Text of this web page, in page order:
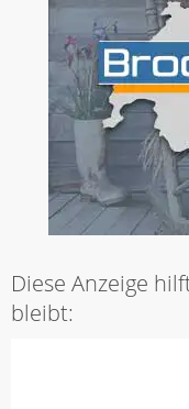
Diese Anzeige
bleibt: